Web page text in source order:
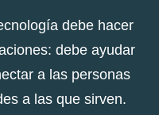
debe hacer
debe ayudar
a las personas
a las que sirven.